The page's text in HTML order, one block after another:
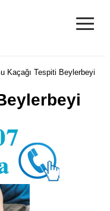
≡
Kaçağı Tespiti Beylerbeyi